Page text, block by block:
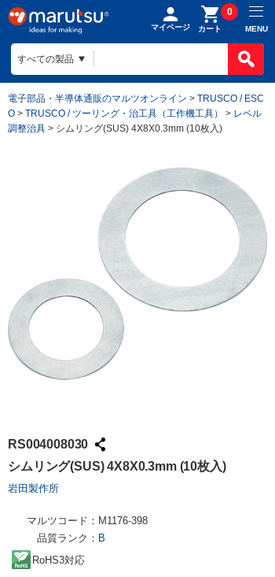
マイページ カート
0
MENU
電子部品・半導体通販のマルツオンライン > TRUSCO / ESC
O > TRUSCO / ツーリング・治工具（工作機工具） > レベル
調整治具 > シムリング(SUS) 4X8X0.3mm (10枚入)
RS004008030
シムリング(SUS) 4X8X0.3mm (10枚入)
岩田製作所
マルツコード： M1176-398
品質ランク： B
RoHS3対応